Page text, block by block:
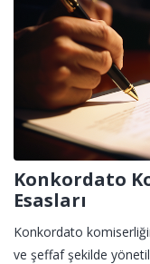
Konkordato
Esasları
Konkordato
ve şeffaf şekilde